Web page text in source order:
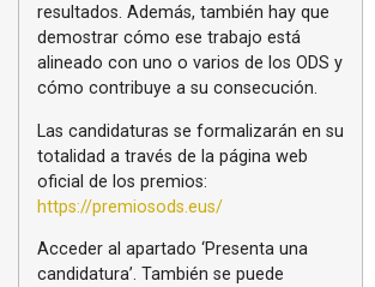
resultados. Además, también hay que
demostrar cómo ese trabajo está
alineado con uno o varios de los ODS y
cómo contribuye a su consecución.
Las candidaturas se formalizarán en su
totalidad a través de la página web
oficial de los premios:
https://premiosods.eus/
Acceder al apartado ‘Presenta una
candidatura’. También se puede